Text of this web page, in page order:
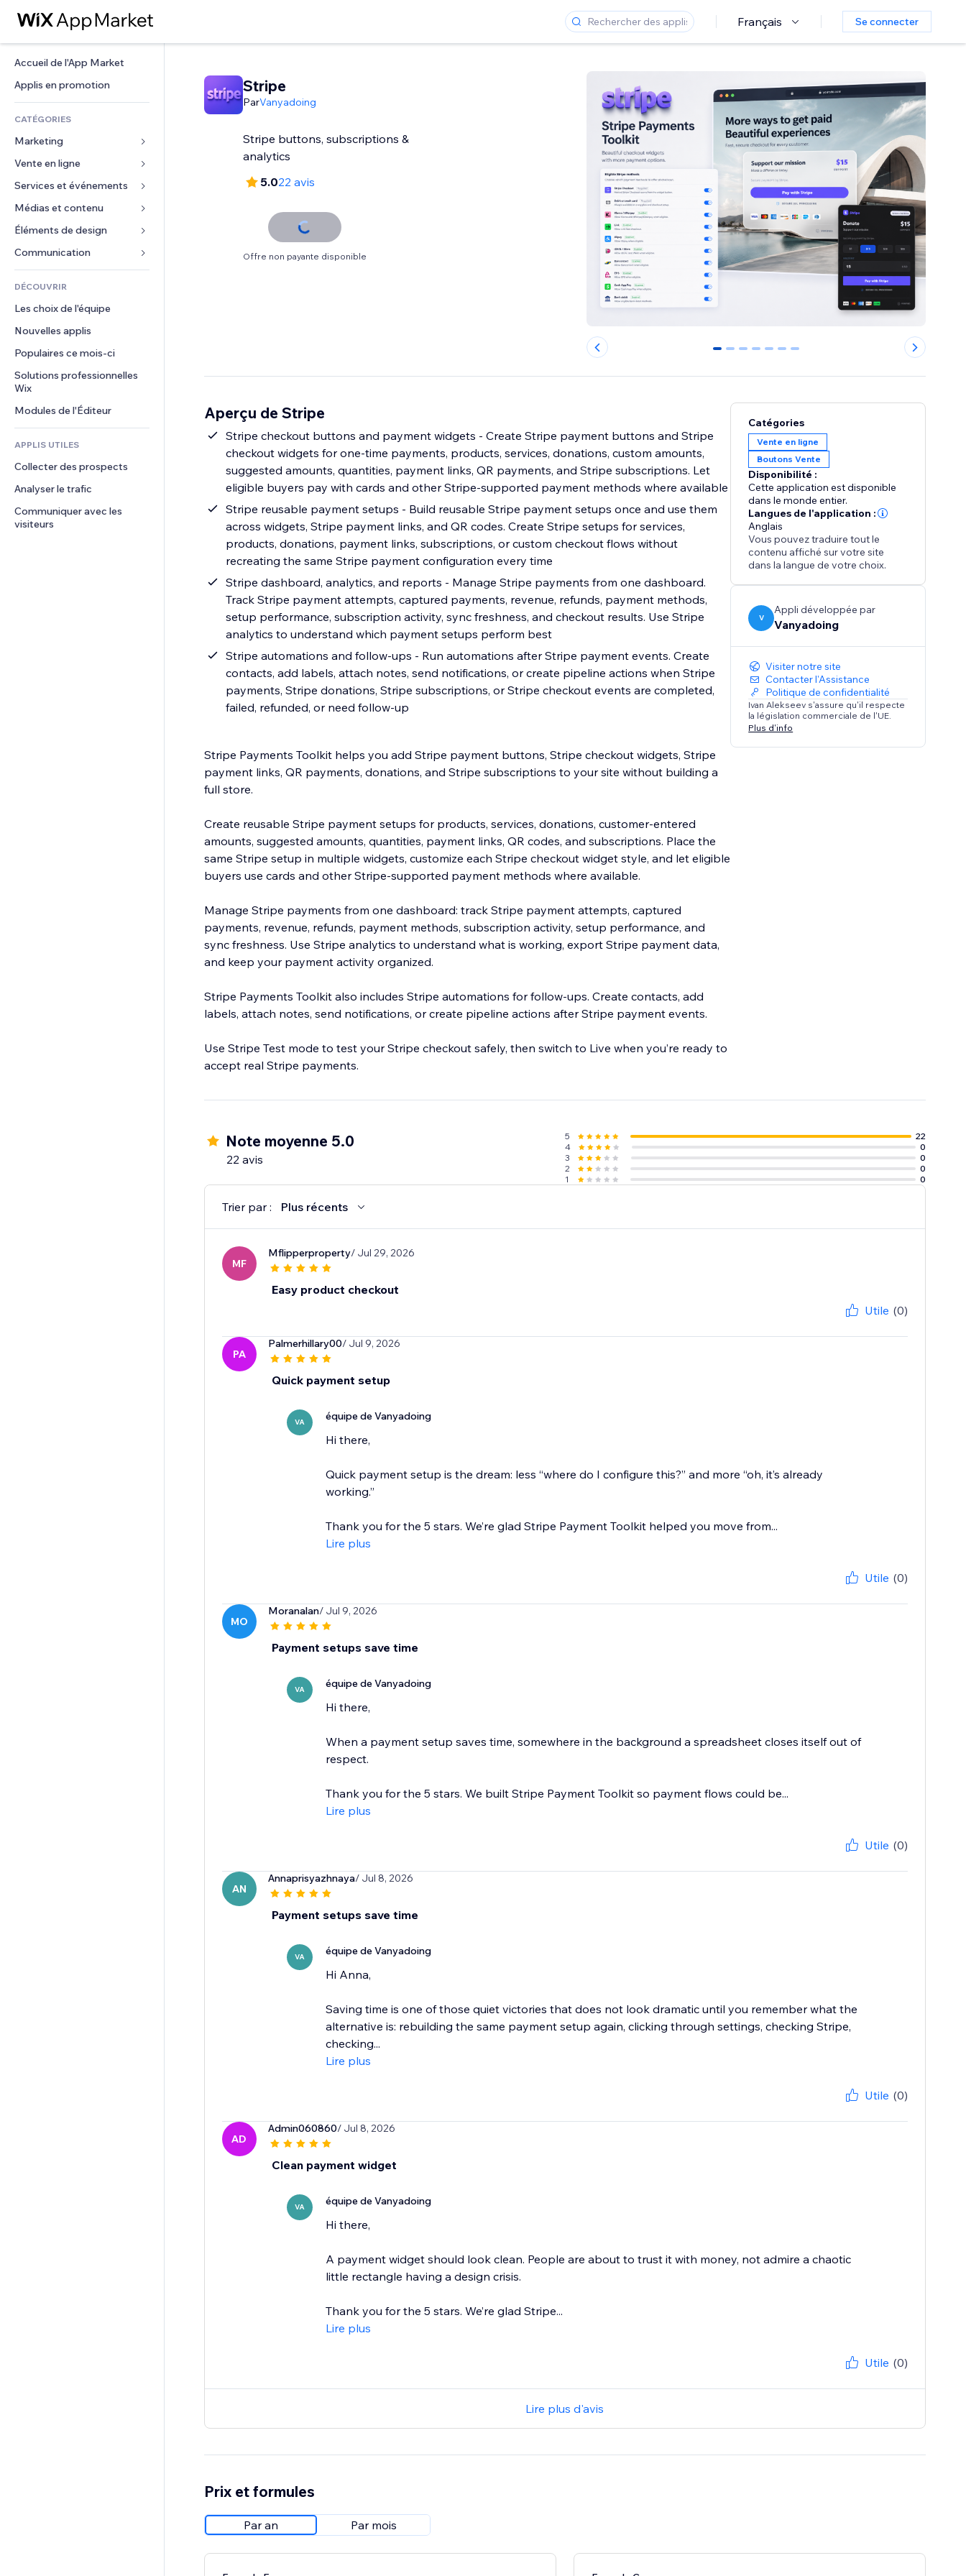
Français Se connecter
Accueil de l'App Market
Applis en promotion
CATÉGORIES
Marketing
Publicités
Mobile
Données analytiques
Réseaux sociaux
Classement de sites
E-mail
Vente en ligne
Applis pour les boutiques
Expédition et livraison
Boutons Vente
Comptabilité
Coupons et fidélisation
Solutions d'entreposage
Financement participatif
Alimentation et boissons
Services et événements
Hôtels
Événements
Restaurants
Immobilier
Réservations
Médias et contenu
Galerie
Musique
Podcasts
Photographie
Vidéo
PDF
Partage de fichiers
Actualités
Services de contenu
Effets de texte
Éléments de design
Cartes et navigation
Confidentialité
Horloge
Modèles de pages
Effets sur images
Boutons et menus
Bannières et badges
Calculateurs
Rechercher
Formulaires
Sondages
Chat
Commentaires
Téléphone
Communauté
Avis et commentaires
DÉCOUVRIR
Les choix de l'équipe
Nouvelles applis
Populaires ce mois‑ci
Solutions professionnelles
Wix
Modules de l'Éditeur
APPLIS UTILES
Collecter des prospects
Analyser le trafic
Communiquer avec les
visiteurs
Stripe
ParVanyadoing
Stripe buttons, subscriptions &
analytics
5.022 avis
Offre non payante disponible
0 1 2 3 4 5 6
Aperçu de Stripe
Stripe checkout buttons and payment widgets - Create Stripe payment buttons and Stripe
checkout widgets for one-time payments, products, services, donations, custom amounts,
suggested amounts, quantities, payment links, QR payments, and Stripe subscriptions. Let
eligible buyers pay with cards and other Stripe-supported payment methods where available
Stripe reusable payment setups - Build reusable Stripe payment setups once and use them
across widgets, Stripe payment links, and QR codes. Create Stripe setups for services,
products, donations, payment links, subscriptions, or custom checkout flows without
recreating the same Stripe payment configuration every time
Stripe dashboard, analytics, and reports - Manage Stripe payments from one dashboard.
Track Stripe payment attempts, captured payments, revenue, refunds, payment methods,
setup performance, subscription activity, sync freshness, and checkout results. Use Stripe
analytics to understand which payment setups perform best
Stripe automations and follow-ups - Run automations after Stripe payment events. Create
contacts, add labels, attach notes, send notifications, or create pipeline actions when Stripe
payments, Stripe donations, Stripe subscriptions, or Stripe checkout events are completed,
failed, refunded, or need follow-up
Stripe Payments Toolkit helps you add Stripe payment buttons, Stripe checkout widgets, Stripe
payment links, QR payments, donations, and Stripe subscriptions to your site without building a
full store.
Create reusable Stripe payment setups for products, services, donations, customer-entered
amounts, suggested amounts, quantities, payment links, QR codes, and subscriptions. Place the
same Stripe setup in multiple widgets, customize each Stripe checkout widget style, and let eligible
buyers use cards and other Stripe-supported payment methods where available.
Manage Stripe payments from one dashboard: track Stripe payment attempts, captured
payments, revenue, refunds, payment methods, subscription activity, setup performance, and
sync freshness. Use Stripe analytics to understand what is working, export Stripe payment data,
and keep your payment activity organized.
Stripe Payments Toolkit also includes Stripe automations for follow-ups. Create contacts, add
labels, attach notes, send notifications, or create pipeline actions after Stripe payment events.
Use Stripe Test mode to test your Stripe checkout safely, then switch to Live when you’re ready to
accept real Stripe payments.
Catégories
Vente en ligne
Boutons Vente
Disponibilité :
Cette application est disponible
dans le monde entier.
Langues de l'application :
Anglais
Vous pouvez traduire tout le
contenu affiché sur votre site
dans la langue de votre choix.
V
Appli développée par
Vanyadoing
Visiter notre site
Contacter l'Assistance
Politique de confidentialité
Ivan Alekseev s'assure qu'il respecte
la législation commerciale de l'UE.
Plus d'info
Note moyenne 5.0
22 avis
5
22
4
0
3
0
2
0
1
0
Trier par : Plus récents
MF
Mflipperproperty/ Jul 29, 2026
Easy product checkout
Utile (0)
PA
Palmerhillary00/ Jul 9, 2026
Quick payment setup
VA équipe de Vanyadoing
Hi there,
Quick payment setup is the dream: less “where do I configure this?” and more “oh, it’s already
working.”
Thank you for the 5 stars. We’re glad Stripe Payment Toolkit helped you move from...
Lire plus
Utile (0)
MO
Moranalan/ Jul 9, 2026
Payment setups save time
VA équipe de Vanyadoing
Hi there,
When a payment setup saves time, somewhere in the background a spreadsheet closes itself out of
respect.
Thank you for the 5 stars. We built Stripe Payment Toolkit so payment flows could be...
Lire plus
Utile (0)
AN
Annaprisyazhnaya/ Jul 8, 2026
Payment setups save time
VA équipe de Vanyadoing
Hi Anna,
Saving time is one of those quiet victories that does not look dramatic until you remember what the
alternative is: rebuilding the same payment setup again, clicking through settings, checking Stripe,
checking...
Lire plus
Utile (0)
AD
Admin060860/ Jul 8, 2026
Clean payment widget
VA équipe de Vanyadoing
Hi there,
A payment widget should look clean. People are about to trust it with money, not admire a chaotic
little rectangle having a design crisis.
Thank you for the 5 stars. We’re glad Stripe...
Lire plus
Utile (0)
Lire plus d'avis
Prix et formules
Par an Par mois